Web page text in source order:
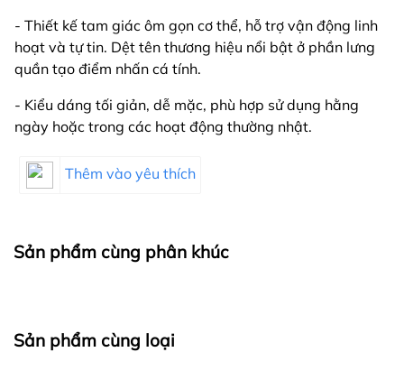
- Thiết kế tam giác ôm gọn cơ thể, hỗ trợ vận động linh
hoạt và tự tin. Dệt tên thương hiệu nổi bật ở phần lưng
quần tạo điểm nhấn cá tính.
- Kiểu dáng tối giản, dễ mặc, phù hợp sử dụng hằng
ngày hoặc trong các hoạt động thường nhật.
Thêm vào yêu thích
Sản phẩm cùng phân khúc
Sản phẩm cùng loại